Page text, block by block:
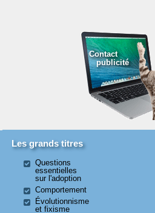
Contact
publicité
Les grands titres
Questions
essentielles
sur l'adoption
Comportement
Évolutionnisme
et fixisme